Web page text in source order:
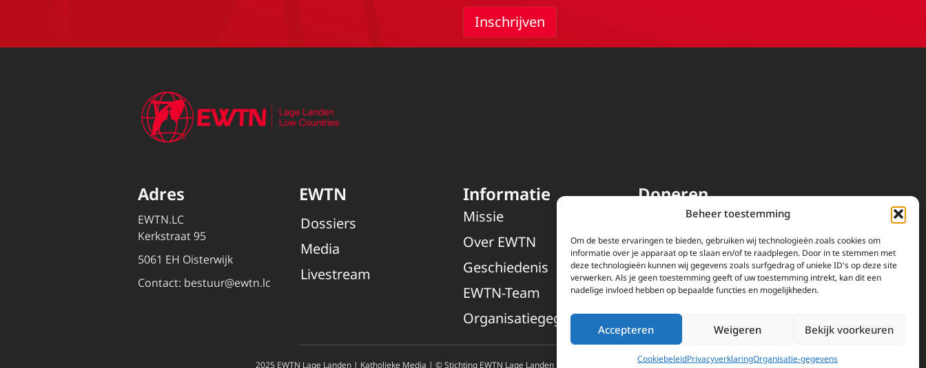
Beheer toestemming
Om de beste ervaringen te bieden, gebruiken wij technologieën zoals cookies om
informatie over je apparaat op te slaan en/of te raadplegen. Door in te stemmen met
deze technologieën kunnen wij gegevens zoals surfgedrag of unieke ID's op deze site
verwerken. Als je geen toestemming geeft of uw toestemming intrekt, kan dit een
nadelige invloed hebben op bepaalde functies en mogelijkheden.
Accepteren Weigeren Bekijk voorkeuren
CookiebeleidPrivacyverklaringOrganisatie-gegevens
Adres
EWTN.LC
Kerkstraat 95
5061 EH Oisterwijk
Contact: bestuur@ewtn.lc
EWTN
Dossiers
Media
Livestream
Informatie
Missie
Over EWTN
Geschiedenis
EWTN-Team
Organisatiegegevens
Doneren
EWTN wordt uitsluitend
gefinancierd door uw donaties.
Wij ontvangen bewust geen
advertentie-inkomsten of
kerkelijke financiele
Doneren
2025 EWTN Lage Landen | Katholieke Media | © Stichting EWTN Lage Landen | Privacyverklaring